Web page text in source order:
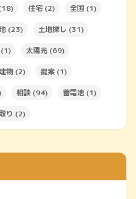
住宅 (2) 全国 (1)
(23) 土地探し (31)
(1) 太陽光 (69)
建物 (2) 提案 (1)
相談 (94) 蓄電池 (1)
り (2)